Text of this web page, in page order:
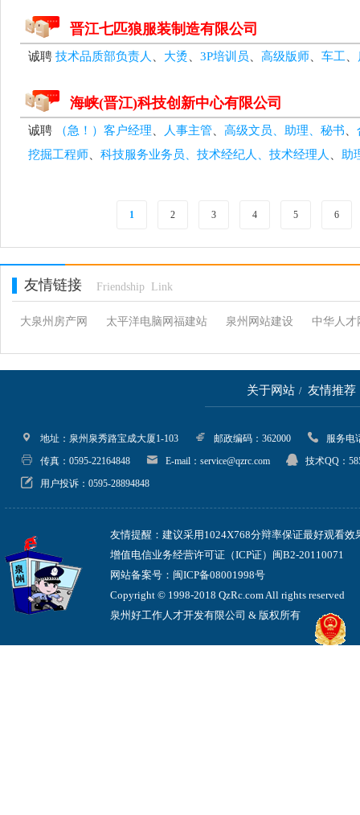
晋江七匹狼服装制造有限公司
诚聘 技术品质部负责人 大烫 3P培训员 高级版师、 车工
海峡(晋江)科技创新中心有限公司
诚聘 （急！）客户经理 人事主管 高级文员、助理、秘书
挖掘工程师、 科技服务业务员、技术经纪人、技术经理人 助
1 2 3 4 5 6
友情链接 Friendship Link
大泉州房产网 太平洋电脑网福建站 泉州网站建设 中华人才
关于网站 / 友情推荐
地址：泉州泉秀路宝成大厦1-103 邮政编码：362000
服务电
传真：0595-22164848
E-mail：service@qzrc.com
技术QQ：
用户投诉：0595-28894848
友情提醒：建议采用1024X768分辩率保证最好观看效
增值电信业务经营许可证（ICP证）闽B2-20110071
网站备案号：闽ICP备08001998号
Copyright © 1998-2018 QzRc.com All rights reserved
泉州好工作人才开发有限公司 & 版权所有